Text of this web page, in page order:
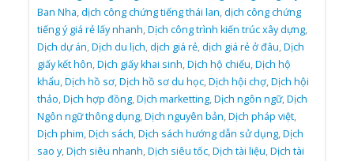
Ban Nha,dịch công chứng tiếng thái lan,dịch công chứng
tiếng ý giá rẻ lấy nhanh,Dịch công trình kiến trúc xây dựng,
Dịch dự án,Dịch du lịch,dịch giá rẻ,dịch giá rẻ ở đâu,Dịch
giấy kết hôn,Dịch giấy khai sinh,Dịch hộ chiếu,Dịch hộ
khẩu,Dịch hồ sơ,Dịch hồ sơ du học,Dịch hội chợ,Dịch hội
thảo,Dịch hợp đồng,Dịch marketting,Dịch ngôn ngữ,Dịch
Ngôn ngữ thông dụng,Dịch nguyên bản,Dịch pháp việt,
Dịch phim,Dịch sách,Dịch sách hướng dẫn sử dụng,Dịch
sao y,Dịch siêu nhanh,Dịch siêu tốc,Dịch tài liệu,Dịch tài